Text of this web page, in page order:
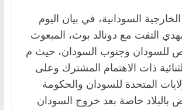
السودانية، في بيان اليوم
التقت مع دونالد بوث، المبعوث
للسودان وجنوب السودان، حيث م
ذات الاهتمام المشترك وعلى
المتحدة للسودان والحكومة
بالبلاد خاصة بعد خروج السودان